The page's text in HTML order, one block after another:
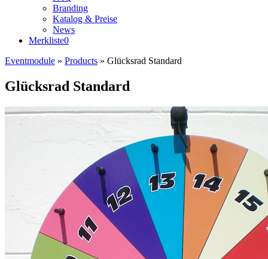
Branding
Katalog & Preise
News
Merkliste0
Eventmodule » Products » Glücksrad Standard
Glücksrad Standard